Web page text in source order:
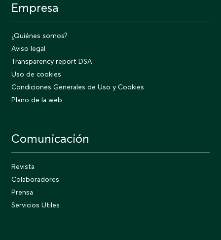
Empresa
¿Quiénes somos?
Aviso legal
Transparency report DSA
Uso de cookies
Condiciones Generales de Uso y Cookies
Plano de la web
Comunicación
Revista
Colaboradores
Prensa
Servicios Utiles